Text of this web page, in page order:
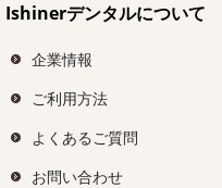
Ishinerデンタルについて
企業情報
ご利用方法
よくあるご質問
お問い合わせ